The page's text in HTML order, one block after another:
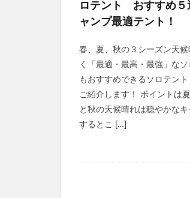
ロテント おすすめ
ャンプ最適テント！
春、夏、秋の３シーズン天
く「最適・最高・最強」な
もおすすめできるソロテン
ご紹介します！ ポイントは
と秋の天候晴れは穏やかな
するとこ […]